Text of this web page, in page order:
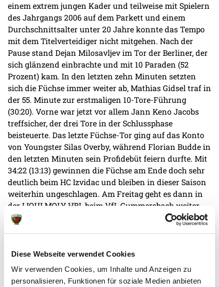
Diese Webseite verwendet Cookies
Wir verwenden Cookies, um Inhalte und Anzeigen zu
personalisieren, Funktionen für soziale Medien anbieten
einem extrem jungen Kader und teilweise mit Spielern
des Jahrgangs 2006 auf dem Parkett und einem
Durchschnittsalter unter 20 Jahre konnte das Tempo
mit dem Titelverteidiger nicht mitgehen. Nach der
Pause stand Dejan Milosavljev im Tor der Berliner, der
sich glänzend einbrachte und mit 10 Paraden (52
Prozent) kam. In den letzten zehn Minuten setzten
sich die Füchse immer weiter ab, Mathias Gidsel traf in
der 55. Minute zur erstmaligen 10-Tore-Führung
(30:20). Vorne war jetzt vor allem Jann Keno Jacobs
treffsicher, der drei Tore in der Schlussphase
beisteuerte. Das letzte Füchse-Tor ging auf das Konto
von Youngster Silas Overby, während Florian Budde in
den letzten Minuten sein Profidebüt feiern durfte. Mit
34:22 (13:13) gewinnen die Füchse am Ende doch sehr
deutlich beim HC Izvidac und bleiben in dieser Saison
weiterhin ungeschlagen. Am Freitag geht es dann in
der LIQUI MOLY HBL beim VfL Gummersbach weiter
(20 Uhr).
Izvidac:
Suljevic (4 Paraden), Alihodzic (4 Paraden),
Cesko 5, Bebek 4, Odak 3, Dzelilovic 3, Pavlovic 3,